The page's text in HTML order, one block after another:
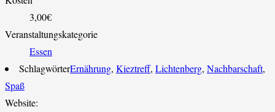
3,00€
Veranstaltungskategorie
Essen
SchlagwörterErnährung, Kieztreff, Lichtenberg, Nachbarschaft,
Spaß
Website: